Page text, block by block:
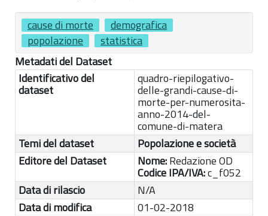
cause di morte
demografica
popolazione
statistica
Metadati del Dataset
Identificativo del
dataset
quadro-riepilogativo-
delle-grandi-cause-di-
morte-per-numerosita-
anno-2014-del-
comune-di-matera
Temi del dataset
Popolazione e società
Editore del Dataset
Nome:Redazione OD
Codice IPA/IVA:c_f052
Data di rilascio
N/A
Data di modifica
01-02-2018